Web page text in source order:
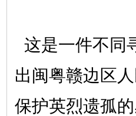
这是一件不同
出闽粤赣边区
保护英烈遗孤的